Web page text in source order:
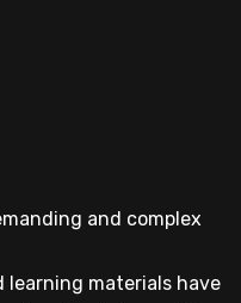
and complex
learning materials have